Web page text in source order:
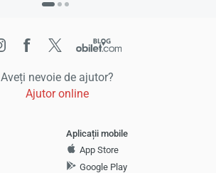
Aveți nevoie de ajutor?
Ajutor online
Aplicații mobile
App Store
Google Play